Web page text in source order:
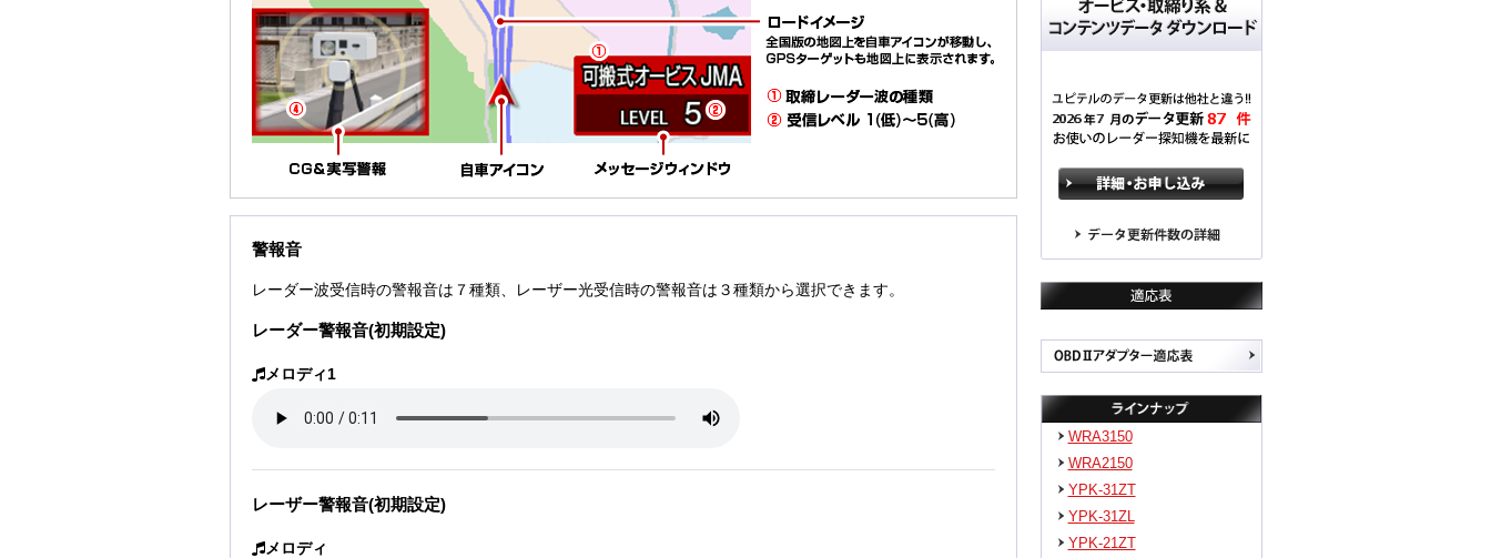
警報音
レーダー波受信時の警報音は７種類、レーザー光受信時の警報音は３種類から選択できます。
レーダー警報音(初期設定)
メロディ1
レーザー警報音(初期設定)
メロディ
WRA3150
WRA2150
YPK-31ZT
YPK-31ZL
YPK-21ZT